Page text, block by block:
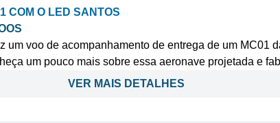
COM O LED SANTOS
um voo de acompanhamento de entrega de um MC01
um pouco mais sobre essa aeronave projetada e
VER MAIS DETALHES